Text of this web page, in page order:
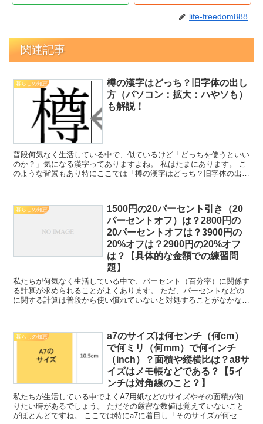
life-freedom888
関連記事
暮らしの知恵
樽の漢字はどっち？旧字体の出し
方（パソコン：拡大：ハやソも）
も解説！
普段何気なく生活している中で、似ているけど「どっちを使うといい
のか？」気になる漢字ってありますよね。 私はたまにあります。 こ
のような背景もあり特にここでは「樽の漢字はどっち？旧字体の出し
暮らしの知恵
1500円の20パーセント引き（20
パーセントオフ）は？2800円の
20パーセントオフは？3900円の
20%オフは？2900円の20%オフ
は？【具体的な金額での練習問
題】
私たちが何気なく生活している中で、パーセント（百分率）に関係す
る計算が求められることがよくあります。 ただ、パーセントなどの
に関する計算は普段から使い慣れていないと対処することがなかなか
暮らしの知恵
a7のサイズは何センチ（何cm）
で何ミリ（何mm）で何インチ
（inch）？面積や縦横比は？a8サ
イズはメモ帳などである？【5イ
ンチは対角線のこと？】
私たちが生活している中でよくA7用紙などのサイズやその面積が知
りたい時があるでしょう。 ただその厳密な数値は覚えていないこと
がほとんどですね。 ここでは特にa7に着目し「そのサイズが何セン